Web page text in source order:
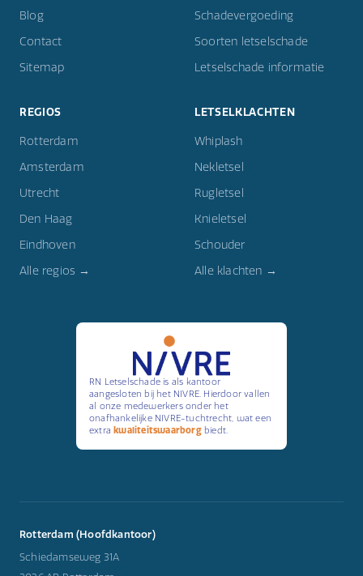
Blog
Contact
Sitemap
Schadevergoeding
Soorten letselschade
Letselschade informatie
REGIOS
Rotterdam
Amsterdam
Utrecht
Den Haag
Eindhoven
Alle regios →
LETSELKLACHTEN
Whiplash
Nekletsel
Rugletsel
Knieletsel
Schouder
Alle klachten →
RN Letselschade is als kantoor
aangesloten bij het NIVRE. Hierdoor vallen
al onze medewerkers onder het
onafhankelijke NIVRE-tuchtrecht, wat een
extrakwaliteitswaarborgbiedt.
Rotterdam (Hoofdkantoor)
Schiedamseweg 31A